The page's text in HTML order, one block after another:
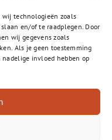
wij technologieën zoals
en/of te raadplegen. Door
wij gegevens zoals
Als je geen toestemming
invloed hebben op
2-A
Bussum
3250